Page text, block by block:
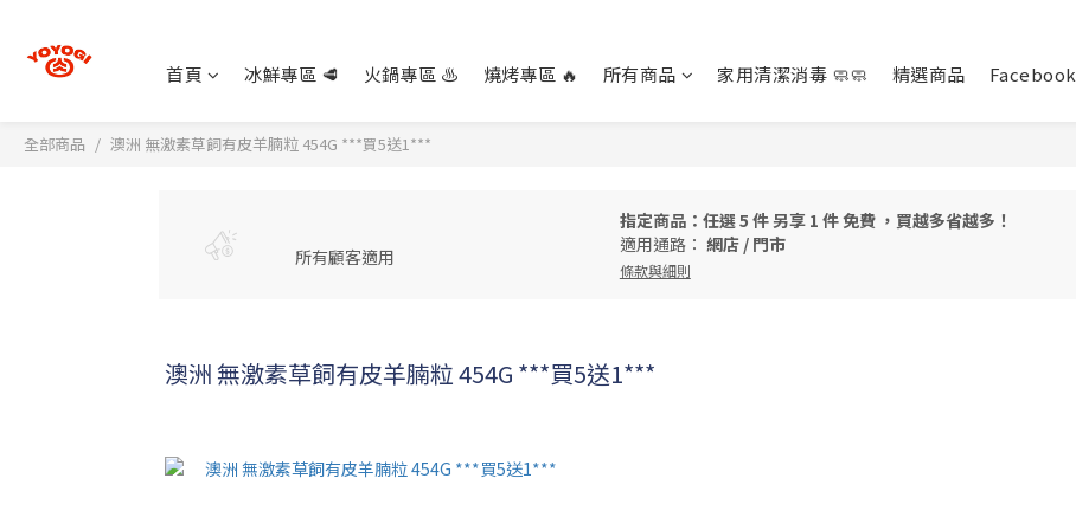
首頁 冰鮮專區 🥩 火鍋專區 ♨️ 燒烤專區 🔥 所有商品 家用清潔消毒 🧼🧼 精選商品 Facebook
全部商品 澳洲 無激素草飼有皮羊腩粒 454G ***買5送1***
所有顧客適用
指定商品：任選 5 件 另享 1 件 免費 ，買越多省越多！
適用通路： 網店 / 門市
條款與細則
澳洲 無激素草飼有皮羊腩粒 454G ***買5送1***